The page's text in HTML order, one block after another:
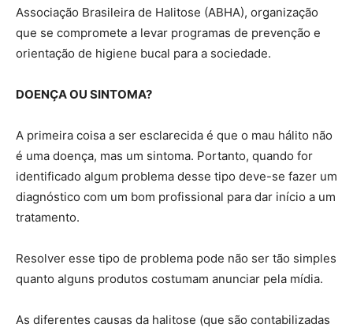
Associação Brasileira de Halitose (ABHA), organização
que se compromete a levar programas de prevenção e
orientação de higiene bucal para a sociedade.
DOENÇA OU SINTOMA?
A primeira coisa a ser esclarecida é que o mau hálito não
é uma doença, mas um sintoma. Portanto, quando for
identificado algum problema desse tipo deve-se fazer um
diagnóstico com um bom profissional para dar início a um
tratamento.
Resolver esse tipo de problema pode não ser tão simples
quanto alguns produtos costumam anunciar pela mídia.
As diferentes causas da halitose (que são contabilizadas